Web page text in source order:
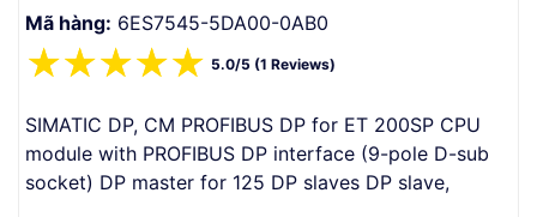
Mã hàng: 6ES7545-5DA00-0AB0
☆
☆
☆
☆
☆ 5.0/5 (1 Reviews)
SIMATIC DP, CM PROFIBUS DP for ET 200SP CPU
module with PROFIBUS DP interface (9-pole D-sub
socket) DP master for 125 DP slaves DP slave,